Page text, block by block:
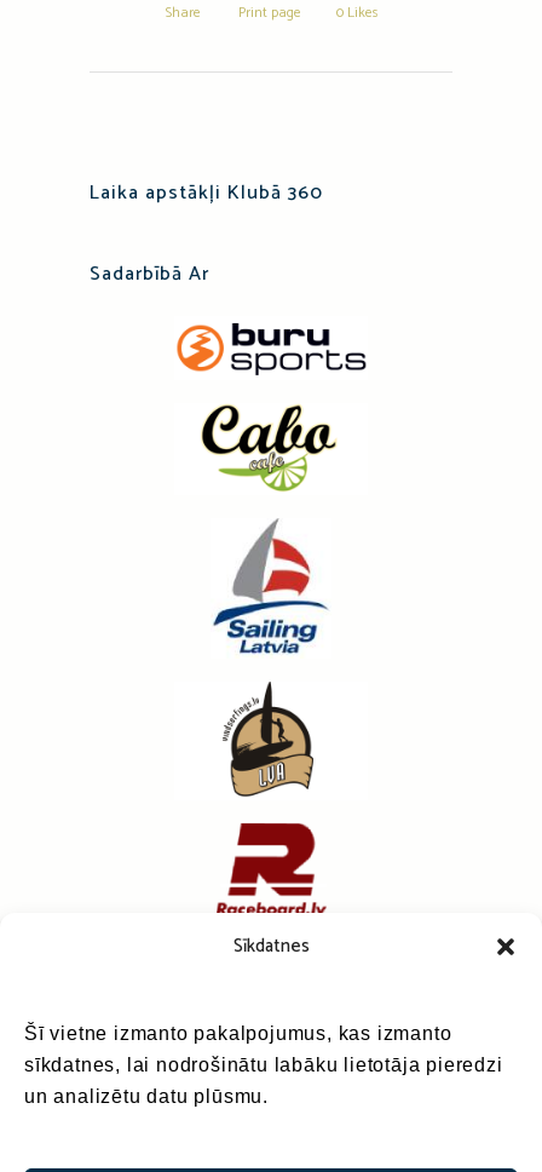
Sīkdatnes
Šī vietne izmanto pakalpojumus, kas izmanto
sīkdatnes, lai nodrošinātu labāku lietotāja pieredzi
un analizētu datu plūsmu.
Share Print page 0Likes
Laika apstākļi Klubā 360
Sadarbībā Ar